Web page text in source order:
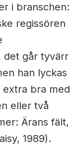
i branschen:
regissören
det går tyvärr
han lyckas
extra bra med
eller två
Ärans fält,
1989).